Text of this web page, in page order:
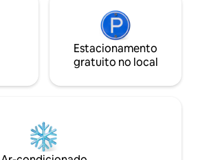
Estacionamento
gratuito no local